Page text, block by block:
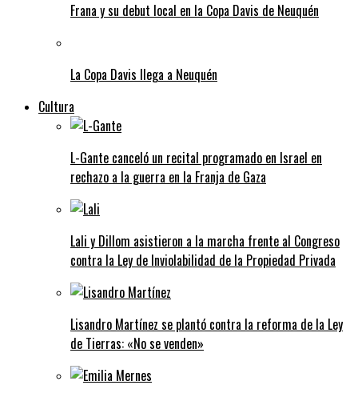
Frana y su debut local en la Copa Davis de Neuquén
La Copa Davis llega a Neuquén
Cultura
L-Gante canceló un recital programado en Israel en
rechazo a la guerra en la Franja de Gaza
Lali y Dillom asistieron a la marcha frente al Congreso
contra la Ley de Inviolabilidad de la Propiedad Privada
Lisandro Martínez se plantó contra la reforma de la Ley
de Tierras: «No se venden»